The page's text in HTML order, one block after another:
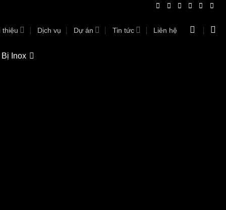
thiệu Dịch vụ Dự án Tin tức Liên hệ
Inox